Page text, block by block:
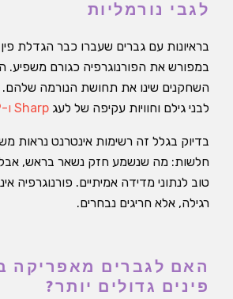
לגבי נורמליות
בראיונות עם גברים שעברו כבר הגדלת
במפורש את הפורנוגרפיה כגורם משפיע.
השחקנים שינו את תחושת הנורמה שלהם.
לבני גילם וחוויות עקיפה של לעג Sharp ו-Oates 2019
בדיוק בגלל זה רשימות אינטרנט נראות
חלשות: מה שנשמע חזק נשאר בראש, אבל
טוב לנתוני מדידה אמיתיים. פורנוגרפיה
רגילה, אלא חריגים נבחרים.
האם לגברים מאפריקה
פינים גדולים יותר?